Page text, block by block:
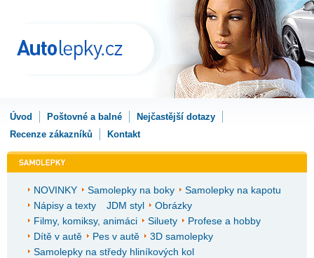
Úvod Poštovné a balné
Nejčastější dotazy
Recenze zákazníků
Kontakt
NOVINKY Samolepky na boky
Samolepky na kapotu
Nápisy a texty
JDM styl
Obrázky
Filmy, komiksy, animáci
Siluety
Profese a hobby
Dítě v autě
Pes v autě
3D samolepky
Samolepky na středy hliníkových kol